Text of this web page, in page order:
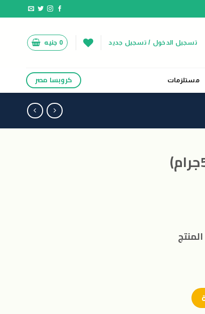
تسجيل الدخول / تسجيل جديد 0 جنيه
مستلزمات كروبسا مصر